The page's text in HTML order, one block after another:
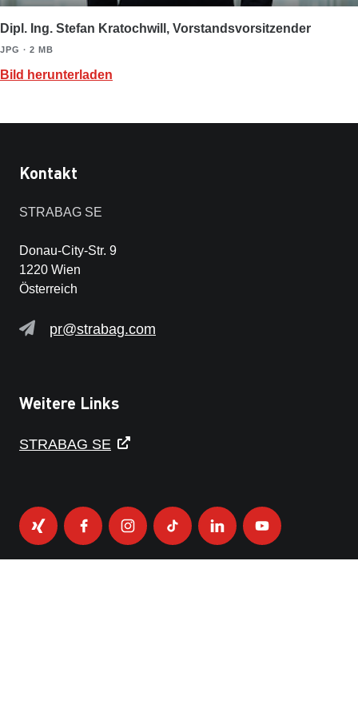
Dipl. Ing. Stefan Kratochwill, Vorstandsvorsitzender
JPG ∙ 2 MB
Bild herunterladen
Kontakt
STRABAG SE
Donau-City-Str. 9
1220 Wien
Österreich
pr@strabag.com
Weitere Links
STRABAG SE